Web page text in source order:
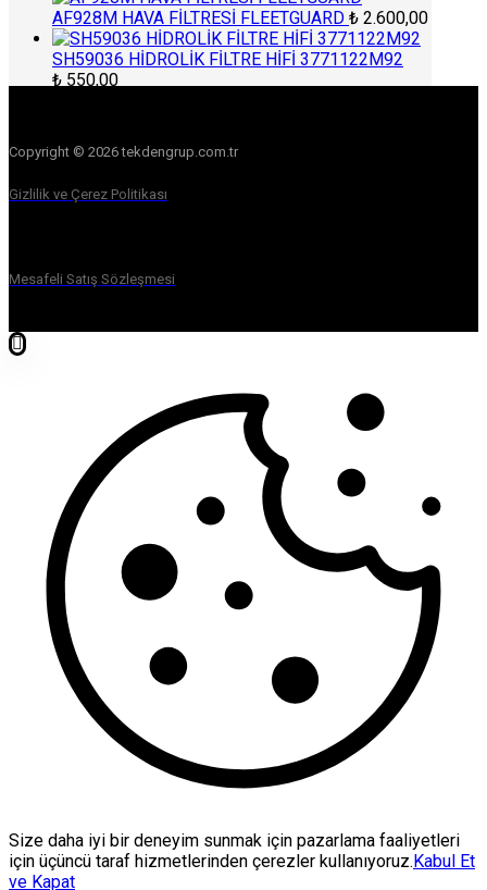
AF928M HAVA FİLTRESİ FLEETGUARD ₺ 2.600,00
SH59036 HİDROLİK FİLTRE HİFİ 3771122M92
₺ 550,00
Copyright © 2026 tekdengrup.com.tr
Gizlilik ve Çerez Politikası
Mesafeli Satış Sözleşmesi
Size daha iyi bir deneyim sunmak için pazarlama faaliyetleri
için üçüncü taraf hizmetlerinden çerezler kullanıyoruz. Kabul Et
ve Kapat